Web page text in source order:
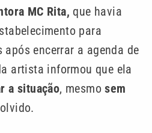
MC Rita, que havia
para
encerrar a agenda de
artista informou que ela
a situação, mesmo sem